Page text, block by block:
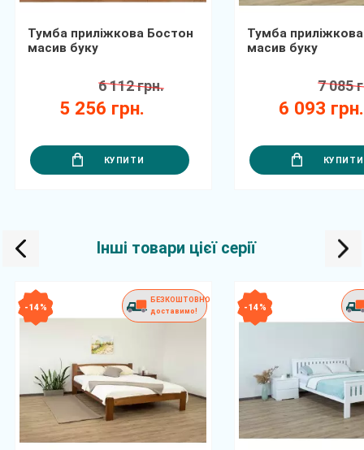
Тумба приліжкова Бостон
масив буку
5 256 грн.
6 112 грн.
КУПИТИ
Тумба приліжкова
масив буку
6 093
7 085
КУПИТИ
Інші товари цієї серії
- 14 %
БЕЗКОШТОВНО
доставимо!
- 14 %